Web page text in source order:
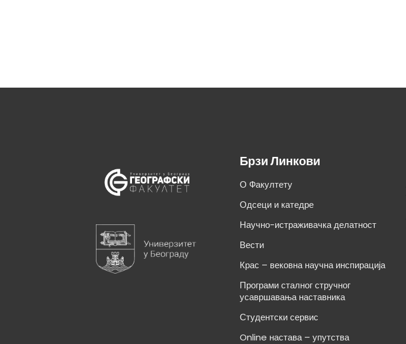
Брзи Линкови
О Факултету
Одсеци и катедре
Научно-истраживачка делатност
Вести
Крас – вековна научна инспирација
Програми сталног стручног
усавршавања наставника
Студентски сервис
Online настава – упутства